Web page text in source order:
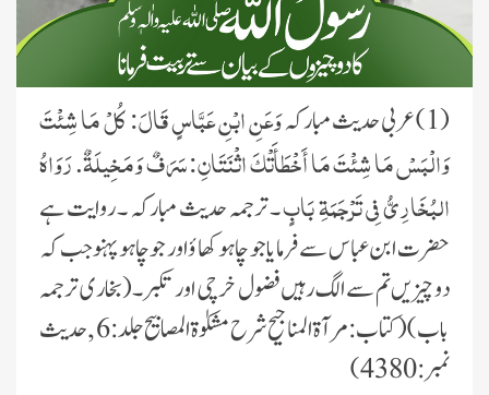
(1)عربی حدیث مبارکہ
وَعَنِ ابْنِ عَبَّاسٍ قَالَ: كُلْ مَا شِئْتَ
وَالْبَسْ مَا شِئْتَ مَا أَخْطَأَتْكَ اثْنَتَانِ: سَرَفٌ وَمَخِيلَةٌ. رَوَاهُ
البُخَارِيُّ فِي تَرْجَمَةِ بَابٍ۔ ترجمہ حدیث مبارکہ ۔ روایت ہے
حضرت ابن عباس سے فرمایا جو چاہو کھا ؤ اور جوچاہو پہنو جب کہ
دو چیزیں تم سے الگ رہیں فضول خرچی اور تکبر۔ (بخاری ترجمہ
باب) ( کتاب:مرآۃ المناجیح شرح مشکوٰۃ المصابیح جلد:6 , حدیث
نمبر:4380 )